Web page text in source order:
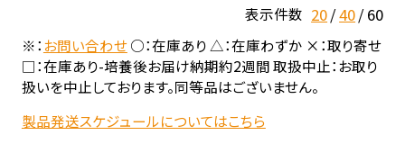
表示件数 20 40 60
※：お問い合わせ○：在庫あり △：在庫わずか ×：取り寄せ
□：在庫あり-培養後お届け納期約2週間 取扱中止：お取り
扱いを中止しております。同等品はございません。
製品発送スケジュールについてはこちら